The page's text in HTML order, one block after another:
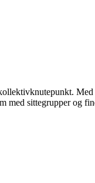
sittegrupper og